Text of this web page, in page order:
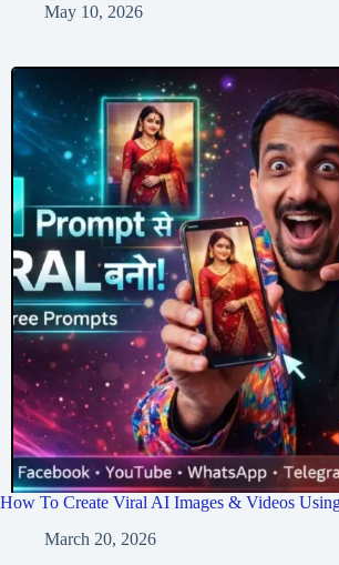
May 10, 2026
How To Create Viral AI Images & Videos
March 20, 2026